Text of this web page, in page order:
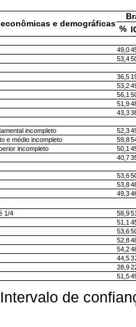
e demográficas
%
49,0
53,4
36,5
53,2
56,1
51,9
43,3
incompleto
52,3
e médio incompleto
59,8
incompleto
50,1
40,7
53,6
53,8
49,3
1/4 58,9
51,1
53,6
52,8
54,2
44,5
28,9
51,5
de